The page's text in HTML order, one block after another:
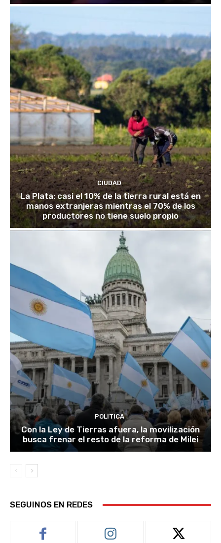
CIUDAD
La Plata: casi el 10% de la tierra rural está en
manos extranjeras mientras el 70% de los
productores no tiene suelo propio
POLITICA
Con la Ley de Tierras afuera, la movilización
busca frenar el resto de la reforma de Milei
SEGUINOS EN REDES